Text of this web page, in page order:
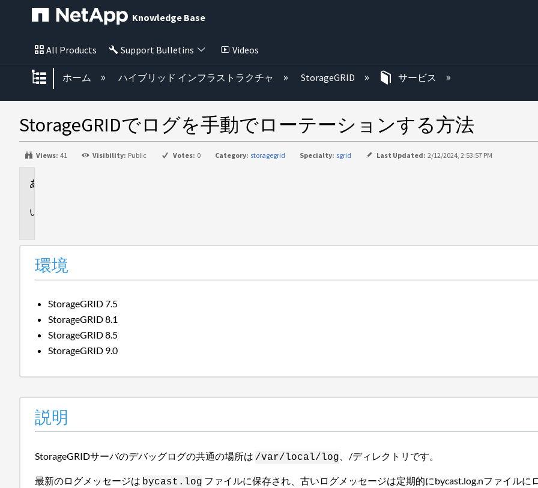
Knowledge Base
All Products Support Bulletins Videos
グローバル階層を展開/折りたたむ
ホーム ハイブリッド インフラストラクチャ StorageGRID サービス
StorageGRIDでログを手動でローテーションする方法
Views: 41 Visibility: Public Votes: 0 Category: storagegrid Specialty: sgrid Last Updated: 2/12/2024, 2:53:57 PM
環境
StorageGRID 7.5
StorageGRID 8.1
StorageGRID 8.5
StorageGRID 9.0
説明
StorageGRIDサーバのデバッグログの共通の場所は /var/local/log 、/ディレクトリです。
最新のログメッセージは bycast.log ファイルに保存され、古いログメッセージは定期的にbycast.log.nファイルに